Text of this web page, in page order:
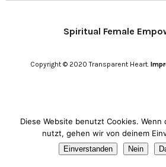
Spiritual Female
Copyright © 2020 Transparent Heart.
Diese Website benutzt Cookies.
nutzt, gehen wir von deinem
Einverstanden Nein